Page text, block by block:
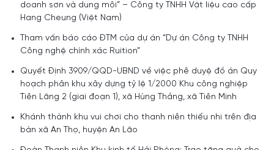
doanh sơn và dung môi” – Công ty TNHH Vật liệu cao cấp
Hang Cheung (Việt Nam)
Tham vấn báo cáo ĐTM của dự án “Dự án Công ty TNHH
Công nghệ chính xác Ruition”
Quyết Định 3909/QQD-UBND về việc phê duyệ đồ án Quy
hoạch phân khu xây dựng tỷ lệ 1/2000 Khu công nghiệp
Tiên Lãng 2 (giai đoạn 1), xã Hùng Thắng, xã Tiên Minh
Khánh thành khu vui chơi cho thanh niên thiếu nhi trên địa
bàn xã An Thọ, huyện An Lão